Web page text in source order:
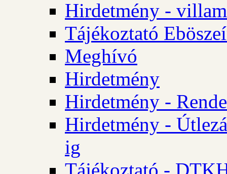
Hirdetmény -
Tájékoztató
Meghívó
Hirdetmény
Hirdetmény -
Hirdetmény -
ig